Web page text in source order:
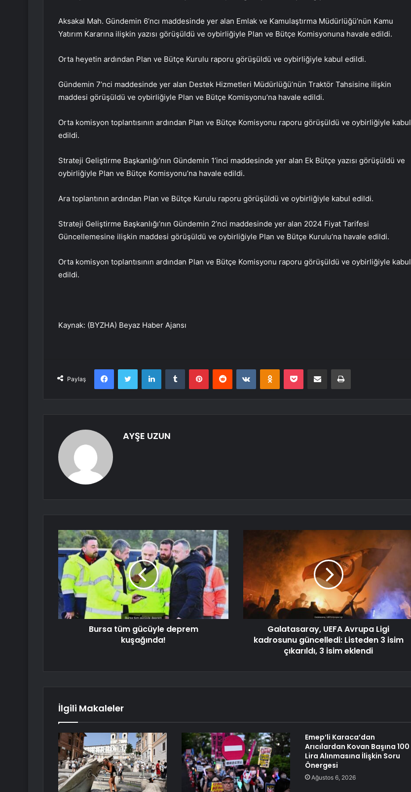
Aksakal Mah. Gündemin 6’ncı maddesinde yer alan Emlak ve Kamulaştırma Müdürlüğü’nün Kamu
Yatırım Kararına ilişkin yazısı görüşüldü ve oybirliğiyle Plan ve Bütçe Komisyonuna havale edildi.
Orta heyetin ardından Plan ve Bütçe Kurulu raporu görüşüldü ve oybirliğiyle kabul edildi.
Gündemin 7’nci maddesinde yer alan Destek Hizmetleri Müdürlüğü’nün Traktör Tahsisine ilişkin
maddesi görüşüldü ve oybirliğiyle Plan ve Bütçe Komisyonu’na havale edildi.
Orta komisyon toplantısının ardından Plan ve Bütçe Komisyonu raporu görüşüldü ve oybirliğiyle kabul
edildi.
Strateji Geliştirme Başkanlığı’nın Gündemin 1’inci maddesinde yer alan Ek Bütçe yazısı görüşüldü ve
oybirliğiyle Plan ve Bütçe Komisyonu’na havale edildi.
Ara toplantının ardından Plan ve Bütçe Kurulu raporu görüşüldü ve oybirliğiyle kabul edildi.
Strateji Geliştirme Başkanlığı’nın Gündemin 2’nci maddesinde yer alan 2024 Fiyat Tarifesi
Güncellemesine ilişkin maddesi görüşüldü ve oybirliğiyle Plan ve Bütçe Kurulu’na havale edildi.
Orta komisyon toplantısının ardından Plan ve Bütçe Komisyonu raporu görüşüldü ve oybirliğiyle kabul
edildi.
Kaynak: (BYZHA) Beyaz Haber Ajansı
Paylaş
FacebookTwitter LinkedInTumblr PinterestReddit VKontakteOdnoklassniki
Pocket E-Posta ile paylaş Yazdır
AYŞE UZUN
Bursa tüm gücüyle deprem
kuşağında!
Galatasaray, UEFA Avrupa Ligi
kadrosunu güncelledi: Listeden 3 isim
çıkarıldı, 3 isim eklendi
İlgili Makaleler
Emep’li Karaca’dan
Arıcılardan Kovan Başına 100
Lira Alınmasına İlişkin Soru
Önergesi
Ağustos 6, 2026